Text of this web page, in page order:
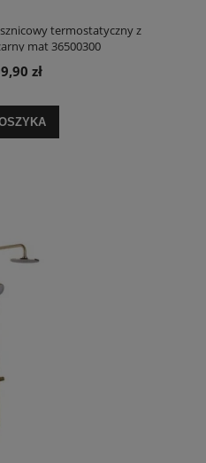
termostatyczny z
mat 36500300
zł